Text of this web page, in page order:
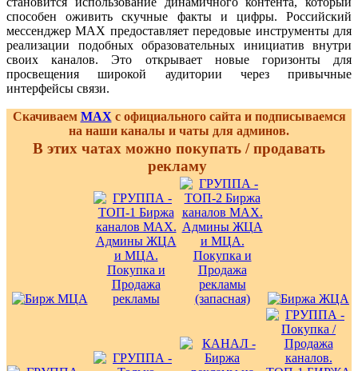
способен оживить скучные факты и цифры. Российский
мессенджер MAX предоставляет передовые инструменты для
реализации подобных образовательных инициатив внутри
своих каналов. Это открывает новые горизонты для
просвещения широкой аудитории через привычные
интерфейсы связи.
Скачиваем MAX с официального сайта и подписываемся
на наши каналы и чаты для админов.
В этих чатах можно покупать / продавать
рекламу